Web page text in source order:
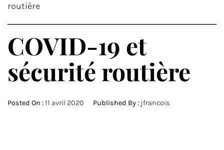
routière
COVID-19 et
sécurité routière
Posted On :11 avril 2020 Published By : jfrancois